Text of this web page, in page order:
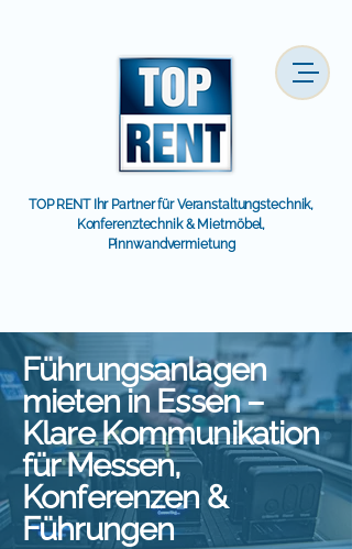
TOP RENT Ihr Partner für Veranstaltungstechnik,
Konferenztechnik & Mietmöbel,
Pinnwandvermietung
Führungsanlagen
mieten in Essen –
Klare Kommunikation
für Messen,
Konferenzen &
Führungen